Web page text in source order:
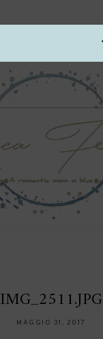
IMG_2511.JPG
MAGGIO 31, 2017